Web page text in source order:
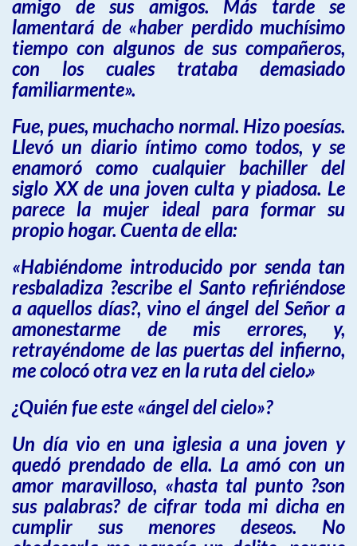
amigo de sus amigos. Más tarde se
lamentará de «haber perdido muchísimo
tiempo con algunos de sus compañeros,
con los cuales trataba demasiado
familiarmente».
Fue, pues, muchacho normal. Hizo poesías.
Llevó un diario íntimo como todos, y se
enamoró como cualquier bachiller del
siglo XX de una joven culta y piadosa. Le
parece la mujer ideal para formar su
propio hogar. Cuenta de ella:
«Habiéndome introducido por senda tan
resbaladiza ?escribe el Santo refiriéndose
a aquellos días?, vino el ángel del Señor a
amonestarme de mis errores, y,
retrayéndome de las puertas del infierno,
me colocó otra vez en la ruta del cielo.»
¿Quién fue este «ángel del cielo»?
Un día vio en una iglesia a una joven y
quedó prendado de ella. La amó con un
amor maravilloso, «hasta tal punto ?son
sus palabras? de cifrar toda mi dicha en
cumplir sus menores deseos. No